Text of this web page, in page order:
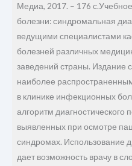
Медиа, 2017. – 176
болезни: синдромальная
ведущими специалистами
болезней различных
заведений страны.
наиболее
в клинике инфекционных
алгоритм диагностического
выявленных при осмотре
синдромах. Использование
дает возможность врачу в